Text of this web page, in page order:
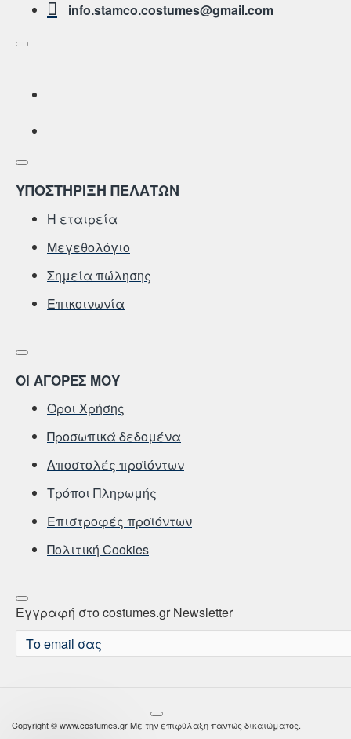
info.stamco.costumes@gmail.com
ΥΠΟΣΤΗΡΙΞΗ ΠΕΛΑΤΩΝ
Η εταιρεία
Μεγεθολόγιο
Σημεία πώλησης
Επικοινωνία
ΟΙ ΑΓΟΡΕΣ ΜΟΥ
Όροι Χρήσης
Προσωπικά δεδομένα
Αποστολές προϊόντων
Τρόποι Πληρωμής
Επιστροφές προϊόντων
Πολιτική Cookies
Εγγραφή στο costumes.gr Newsletter
Το
email
Copyright © www.costumes.gr Με την επιφύλαξη παντώς δικαιώματος.